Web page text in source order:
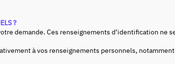
?
demande. Ces renseignements d’identification ne
à vos renseignements personnels, notamment